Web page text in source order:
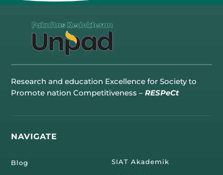
Research and education Excellence for Society to
Promote nation Competitiveness –RESPeCt
NAVIGATE
Blog SIAT Akademik